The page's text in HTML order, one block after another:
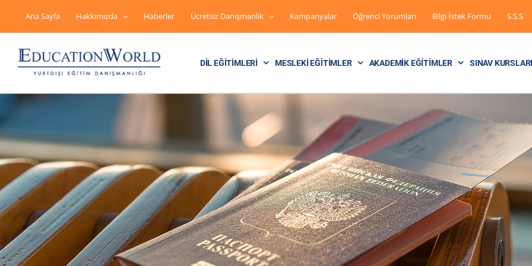
Ana Sayfa Hakkımızda Haberler Ücretsiz Danışmanlık Kampanyalar Öğrenci Yorumları Bilgi İstek Formu S.S.S
DIL EĞITIMLERI MESLEKI EĞITIMLER AKADEMIK EĞITIMLER SINAV KURSLARI